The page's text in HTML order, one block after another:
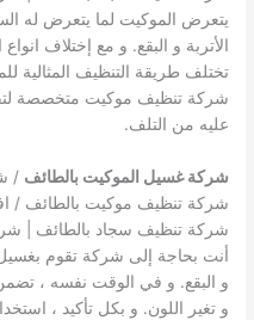
يتعرض الموكيت لما يتعرض له
الأتربة و البقع. و مع إختلاف
تختلف طريقة التنظيف المثالية
شركة تنظيف موكيت متخصصة
عليه من التلف.
شركة غسيل الموكيت بالطائف /
شركة تنظيف موكيت بالطائف /
شركة تنظيف سجاد بالطائف |
أنت بحاجة إلى شركة تقوم بغسيل
و البقع. و في الوقت نفسه ،
و تغير اللون. و بكل تأكيد ،